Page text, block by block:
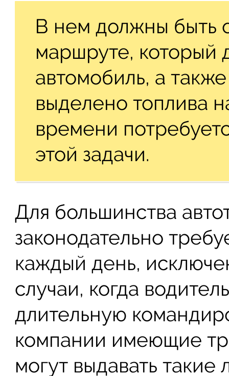
В нем должны быть
маршруте, который
автомобиль, а
выделено топлива
времени
этой задачи.
Для большинства
законодательно
каждый день,
случаи, когда
длительную
компании имеющие
могут выдавать